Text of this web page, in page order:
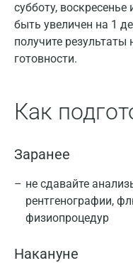
субботу,
быть увеличен на 1
получите результаты
готовности.
Как
Заранее
не сдавайте
рентгенографии,
физиопроцедур
Накануне